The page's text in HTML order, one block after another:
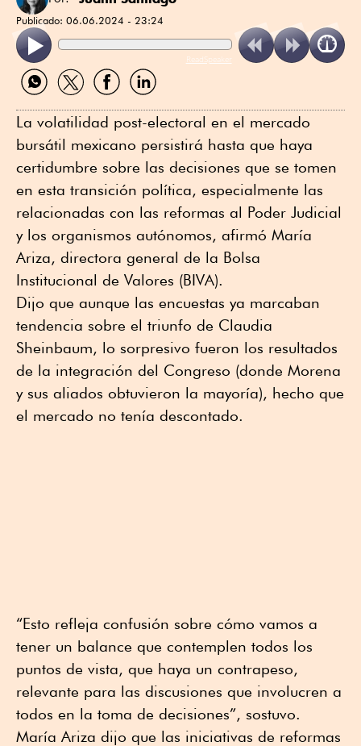
Publicado: 06.06.2024 - 23:24
ReadSpeaker
Compartir
por
Compartir
por
Compartir
por
Compartir
por
La volatilidad post-electoral en el mercado
bursátil mexicano persistirá hasta que haya
certidumbre sobre las decisiones que se tomen
en esta transición política, especialmente las
relacionadas con las reformas al Poder Judicial
y los organismos autónomos, afirmó María
Ariza, directora general de la Bolsa
Institucional de Valores (BIVA).
Dijo que aunque las encuestas ya marcaban
tendencia sobre el triunfo de Claudia
Sheinbaum, lo sorpresivo fueron los resultados
de la integración del Congreso (donde Morena
y sus aliados obtuvieron la mayoría), hecho que
el mercado no tenía descontado.
“Esto refleja confusión sobre cómo vamos a
tener un balance que contemplen todos los
puntos de vista, que haya un contrapeso,
relevante para las discusiones que involucren a
todos en la toma de decisiones”, sostuvo.
María Ariza dijo que las iniciativas de reformas